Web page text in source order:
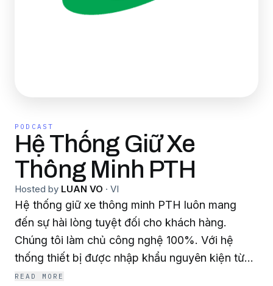
PODCAST
Hệ Thống Giữ Xe
Thông Minh PTH
Hosted by LUAN VO · VI
Hệ thống giữ xe thông minh PTH luôn mang
đến sự hài lòng tuyệt đối cho khách hàng.
Chúng tôi làm chủ công nghệ 100%. Với hệ
thống thiết bị được nhập khẩu nguyên kiện từ
nước ngoài. Cùng với đó phần mềm điều khiển
READ MORE